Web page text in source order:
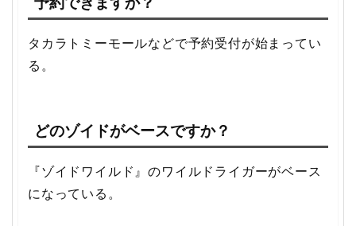
タカラトミーモールなどで予約受付が始まってい
る。
どのゾイドがベースですか？
『ゾイドワイルド』のワイルドライガーがベース
になっている。